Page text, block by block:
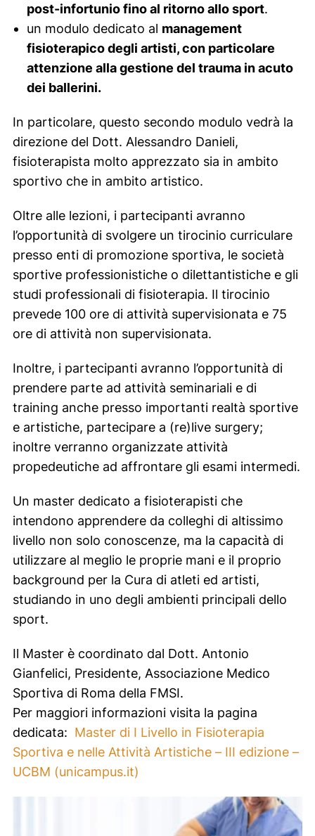
post-infortunio fino al ritorno allo sport.
un modulo dedicato al management
fisioterapico degli artisti, con particolare
attenzione alla gestione del trauma in acuto
dei ballerini.
In particolare, questo secondo modulo vedrà la
direzione del Dott. Alessandro Danieli,
fisioterapista molto apprezzato sia in ambito
sportivo che in ambito artistico.
Oltre alle lezioni, i partecipanti avranno
l’opportunità di svolgere un tirocinio curriculare
presso enti di promozione sportiva, le società
sportive professionistiche o dilettantistiche e gli
studi professionali di fisioterapia. Il tirocinio
prevede 100 ore di attività supervisionata e 75
ore di attività non supervisionata.
Inoltre, i partecipanti avranno l’opportunità di
prendere parte ad attività seminariali e di
training anche presso importanti realtà sportive
e artistiche, partecipare a (re)live surgery;
inoltre verranno organizzate attività
propedeutiche ad affrontare gli esami intermedi.
Un master dedicato a fisioterapisti che
intendono apprendere da colleghi di altissimo
livello non solo conoscenze, ma la capacità di
utilizzare al meglio le proprie mani e il proprio
background per la Cura di atleti ed artisti,
studiando in uno degli ambienti principali dello
sport.
Il Master è coordinato dal Dott. Antonio
Gianfelici, Presidente, Associazione Medico
Sportiva di Roma della FMSI.
Per maggiori informazioni visita la pagina
dedicata: Master di I Livello in Fisioterapia
Sportiva e nelle Attività Artistiche – III edizione –
UCBM (unicampus.it)